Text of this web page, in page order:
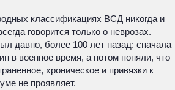
классификациях ВСД никогда и
говорится только о неврозах.
давно, более 100 лет назад: сначала
в военное время, а потом поняли, что
хроническое и привязки к
не проявляет.